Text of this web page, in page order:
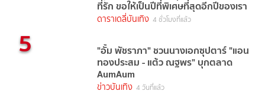
ที่รัก ขอให้เป็นปีที่พิเศษที่สุดอีกปีของเรา
ดาราเดลี่บันเทิง 4 ชั่วโมงที่แล้ว
5 "อั้ม พัชราภา" ชวนนางเอกซุปตาร์ "แอน
ทองประสม - แต้ว ณฐพร" บุกตลาด
AumAum
ข่าวบันเทิง 4 วันที่แล้ว